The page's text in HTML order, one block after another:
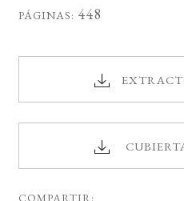
PÁGINAS: 448